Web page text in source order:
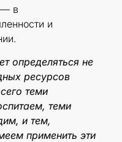
— в
и
определяться не
ресурсов
теми
теми
и тем,
применить эти